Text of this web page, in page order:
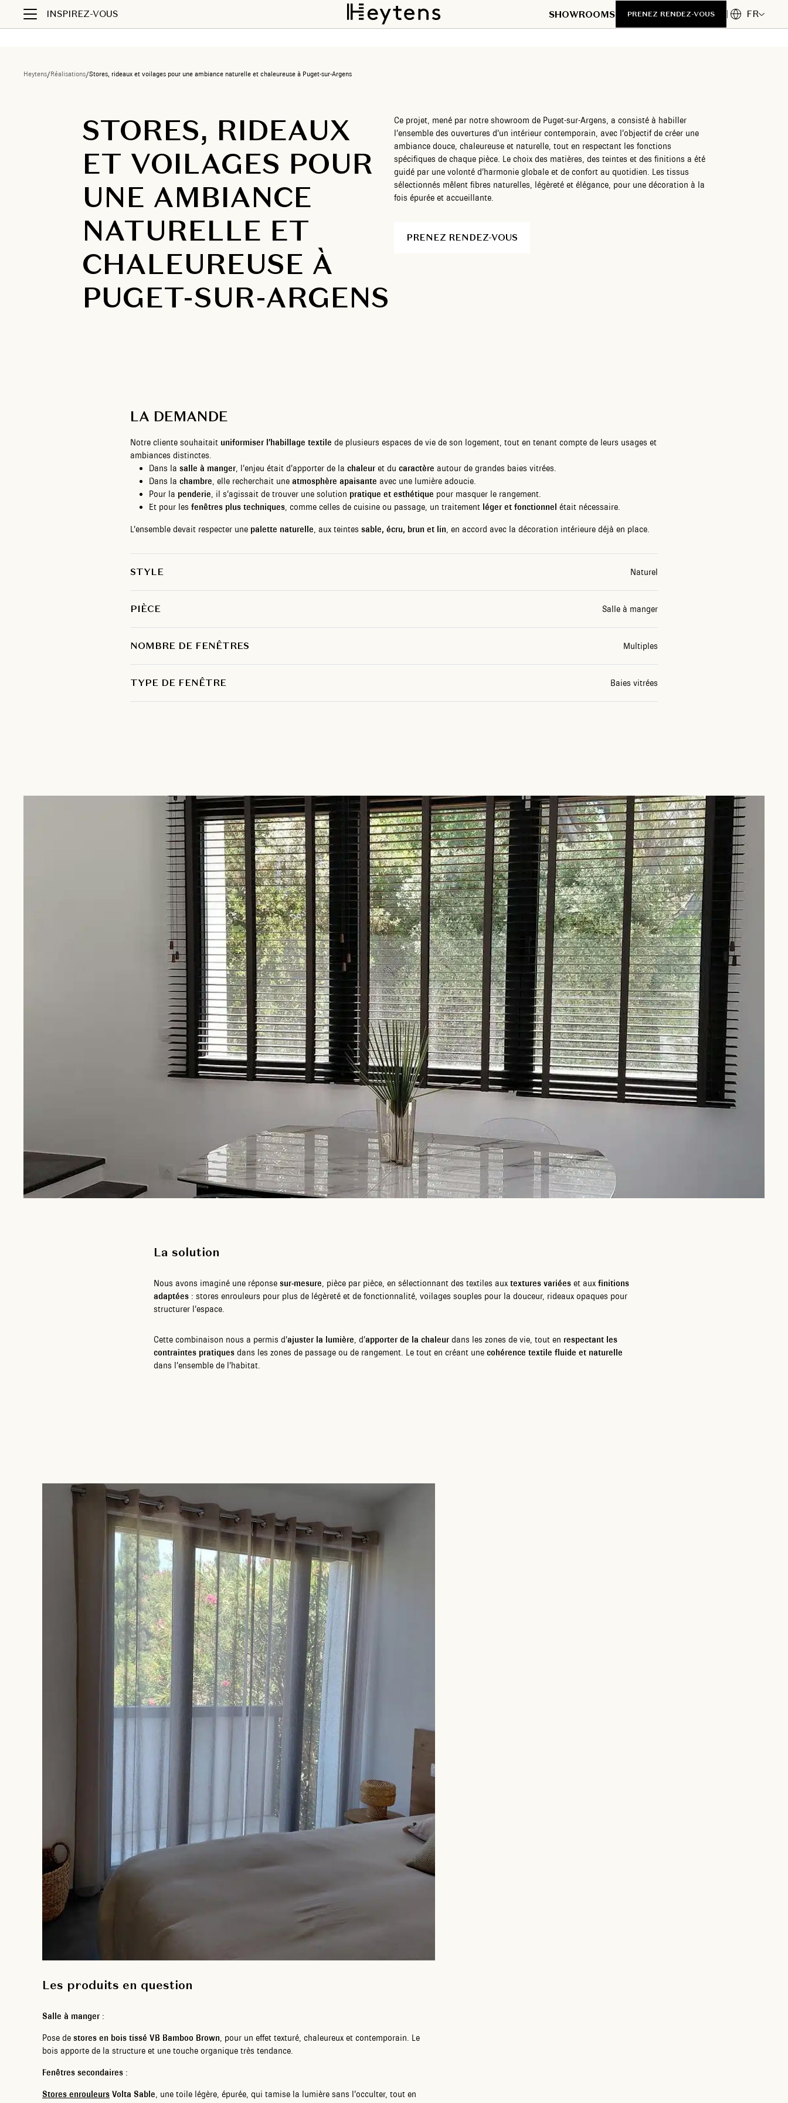
INSPIREZ-VOUS SHOWROOMS PRENEZ RENDEZ-VOUS FR
Heytens/Réalisations/Stores, rideaux et voilages pour une ambiance naturelle et chaleureuse à Puget-sur-Argens
STORES, RIDEAUX
ET VOILAGES POUR
UNE AMBIANCE
NATURELLE ET
CHALEUREUSE À
PUGET-SUR-ARGENS
Ce projet, mené par notre showroom de Puget-sur-Argens, a consisté à habiller
l’ensemble des ouvertures d’un intérieur contemporain, avec l’objectif de créer une
ambiance douce, chaleureuse et naturelle, tout en respectant les fonctions
spécifiques de chaque pièce. Le choix des matières, des teintes et des finitions a été
guidé par une volonté d’harmonie globale et de confort au quotidien. Les tissus
sélectionnés mêlent fibres naturelles, légèreté et élégance, pour une décoration à la
fois épurée et accueillante.
PRENEZ RENDEZ-VOUS
LA DEMANDE
Notre cliente souhaitait uniformiser l’habillage textile de plusieurs espaces de vie de son logement, tout en tenant compte de leurs usages et
ambiances distinctes.
Dans la salle à manger, l’enjeu était d’apporter de la chaleur et du caractère autour de grandes baies vitrées.
Dans la chambre, elle recherchait une atmosphère apaisante avec une lumière adoucie.
Pour la penderie, il s’agissait de trouver une solution pratique et esthétique pour masquer le rangement.
Et pour les fenêtres plus techniques, comme celles de cuisine ou passage, un traitement léger et fonctionnel était nécessaire.
L’ensemble devait respecter une palette naturelle, aux teintes sable, écru, brun et lin, en accord avec la décoration intérieure déjà en place.
STYLE Naturel
PIÈCE Salle à manger
NOMBRE DE FENÊTRES Multiples
TYPE DE FENÊTRE Baies vitrées
La solution
Nous avons imaginé une réponse sur-mesure, pièce par pièce, en sélectionnant des textiles aux textures variées et aux finitions
adaptées : stores enrouleurs pour plus de légèreté et de fonctionnalité, voilages souples pour la douceur, rideaux opaques pour
structurer l’espace.
Cette combinaison nous a permis d’ajuster la lumière, d’apporter de la chaleur dans les zones de vie, tout en respectant les
contraintes pratiques dans les zones de passage ou de rangement. Le tout en créant une cohérence textile fluide et naturelle
dans l’ensemble de l’habitat.
Les produits en question
Salle à manger :
Pose de stores en bois tissé VB Bamboo Brown , pour un effet texturé, chaleureux et contemporain. Le
bois apporte de la structure et une touche organique très tendance.
Fenêtres secondaires :
Stores enrouleurs Volta Sable , une toile légère, épurée, qui tamise la lumière sans l’occulter, tout en